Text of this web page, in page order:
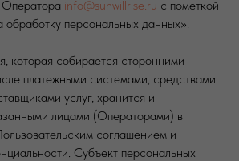
Оператора info@sunwillrise.ru с пометкой
персональных данных».
которая собирается сторонними
платежными системами, средствами
услуг, хранится и
лицами (Операторами) в
соглашением и
Субъект персональных